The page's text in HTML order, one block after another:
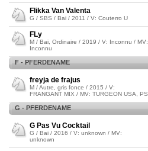
Flikka Van Valenta
G / SBS / Bai / 2011 / V: Couterro U
FLy
M / Bai, Ordinaire / 2019 / V: Inconnu / MV:
Inconnu
F - PFERDENAME
freyja de frajus
M / Autre, gris fonce / 2015 / V:
FRANGANT MIX / MV: TURGEON USA, PS
G - PFERDENAME
G Pas Vu Cocktail
G / Bai / 2016 / V: unknown / MV:
unknown